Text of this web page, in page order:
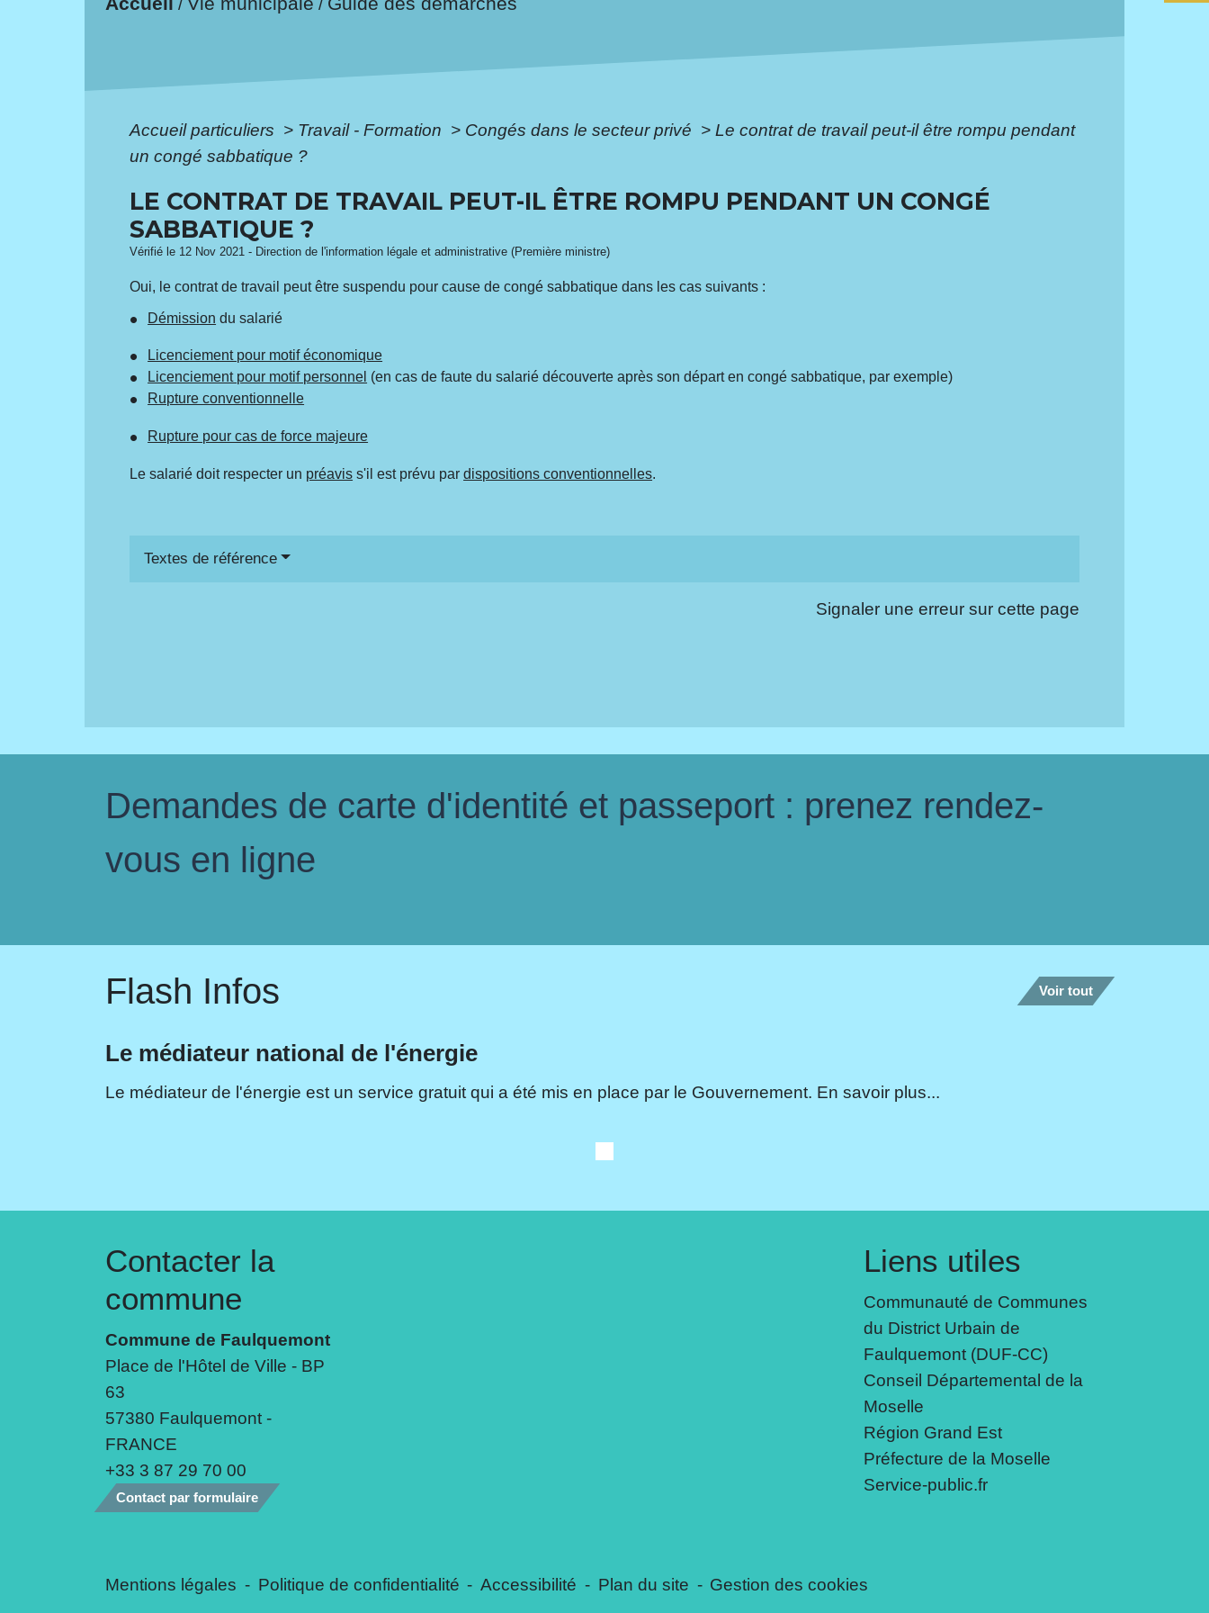
/ /
Accueil particuliers > Travail - Formation > Congés dans le secteur privé > Le contrat de travail peut-il être rompu pendant
un congé sabbatique ?
LE CONTRAT DE TRAVAIL PEUT-IL ÊTRE ROMPU PENDANT UN CONGÉ
SABBATIQUE ?
Vérifié le 12 Nov 2021 - Direction de l'information légale et administrative (Première ministre)
Oui, le contrat de travail peut être suspendu pour cause de congé sabbatique dans les cas suivants :
Démission du salarié
Licenciement pour motif économique
Licenciement pour motif personnel (en cas de faute du salarié découverte après son départ en congé sabbatique, par exemple)
Rupture conventionnelle
Rupture pour cas de force majeure
Le salarié doit respecter un préavis s'il est prévu pardispositions conventionnelles.
Textes de référence
Signaler une erreur sur cette page
Demandes de carte d'identité et passeport : prenez rendez-
vous en ligne
Flash Infos Voir tout
Le médiateur national de l'énergie
Le médiateur de l'énergie est un service gratuit qui a été mis en place par le Gouvernement. En savoir plus...
Contacter la
commune
Commune de Faulquemont
Place de l'Hôtel de Ville - BP
63
57380 Faulquemont -
FRANCE
+33 3 87 29 70 00
Contact par formulaire
Liens utiles
Communauté de Communes
du District Urbain de
Faulquemont (DUF-CC)
Conseil Départemental de la
Moselle
Région Grand Est
Préfecture de la Moselle
Service-public.fr
Mentions légales - Politique de confidentialité - Accessibilité - Plan du site - Gestion des cookies